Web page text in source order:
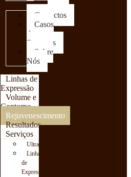
Clínica
Contactos
Casos
de
Sucessos
Sobre
Nós
Linhas de
Expressão
Volume e
Contorno
Rejuvenescimento
Resultados
Serviços
UltraFormerMPT
Linhas
de
Expressão